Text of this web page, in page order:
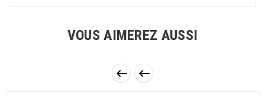
VOUS AIMEREZ AUSSI
 